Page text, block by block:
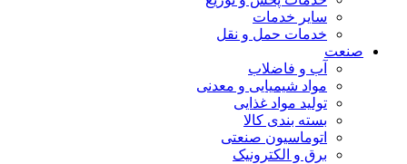
سایر خدمات
خدمات حمل و نقل
صنعت
آب و فاضلاب
مواد شیمیایی و معدنی
تولید مواد غذایی
بسته بندی کالا
اتوماسیون صنعتی
برق و الکترونیک